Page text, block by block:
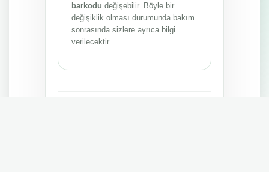
barkodu değişebilir. Böyle bir
değişiklik olması durumunda bakım
sonrasında sizlere ayrıca bilgi
verilecektir.